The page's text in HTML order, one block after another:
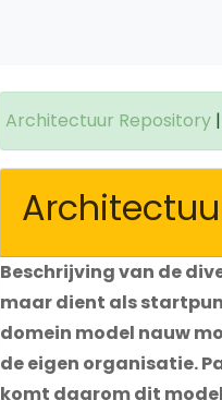
Architectuur Repository |
Beschrijving van de
maar dient als
domein model nauw
de eigen organisatie.
komt daarom dit